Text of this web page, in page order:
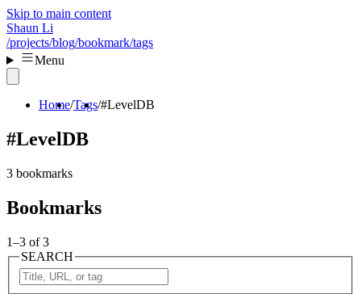
Skip to main content
Shaun Li
/projects/blog/bookmark/tags
Menu
Home Tags #LevelDB
#LevelDB
3 bookmarks
Bookmarks
1–3 of 3
SEARCH